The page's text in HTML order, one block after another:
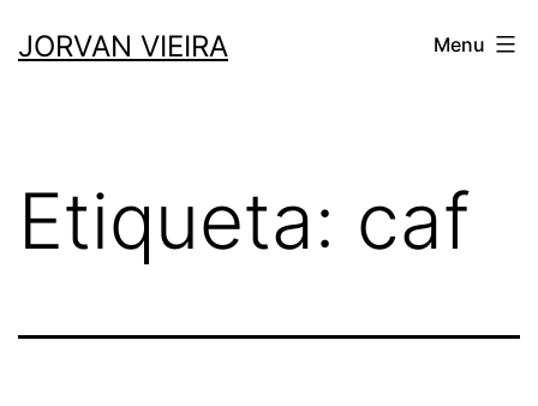
para
JORVAN VIEIRA Menu
Etiqueta: caf